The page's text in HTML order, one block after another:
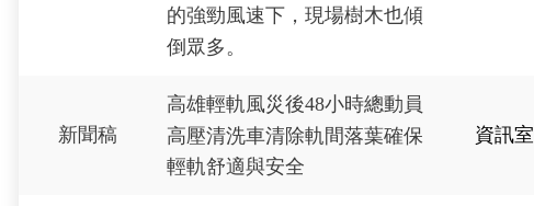
的強勁風速下，現場樹木也傾
倒眾多。
新聞稿
高雄輕軌風災後48小時總動員
高壓清洗車清除軌間落葉確保
輕軌舒適與安全
資訊室